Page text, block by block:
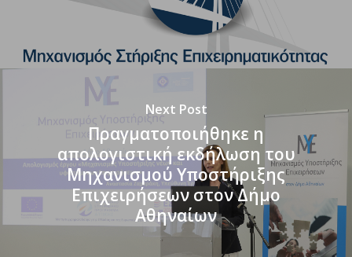
Next Post
Πραγματοποιήθηκε η
απολογιστική εκδήλωση του
Μηχανισμού Υποστήριξης
Επιχειρήσεων στον Δήμο
Αθηναίων